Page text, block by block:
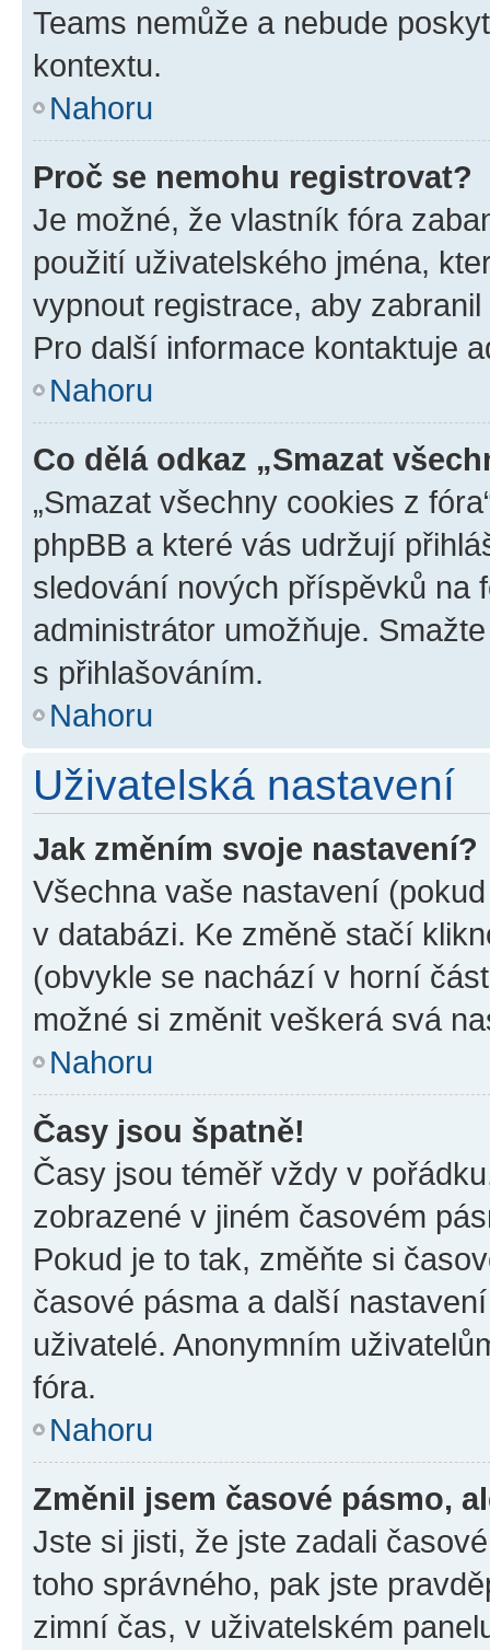
Teams nemůže a nebude
kontextu.
Nahoru
Proč se nemohu registrovat?
Je možné, že vlastník fóra
použití uživatelského jména,
vypnout registrace, aby
Pro další informace kontaktuje
Nahoru
Co dělá odkaz „Smazat
„Smazat všechny cookies z
phpBB a které vás udržují
sledování nových příspěvků na
administrátor umožňuje.
s přihlašováním.
Nahoru
Uživatelská nastavení
Jak změním svoje nastavení?
Všechna vaše nastavení
v databázi. Ke změně stačí
(obvykle se nachází v horní
možné si změnit veškerá svá
Nahoru
Časy jsou špatně!
Časy jsou téměř vždy v
zobrazené v jiném časovém
Pokud je to tak, změňte si
časové pásma a další
uživatelé. Anonymním
fóra.
Nahoru
Změnil jsem časové pásmo,
Jste si jisti, že jste zadali
toho správného, pak jste
zimní čas, v uživatelském